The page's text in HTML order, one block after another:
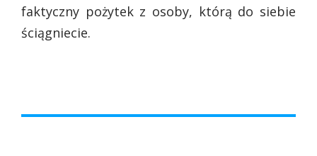
faktyczny pożytek z osoby, którą do siebie
ściągniecie.